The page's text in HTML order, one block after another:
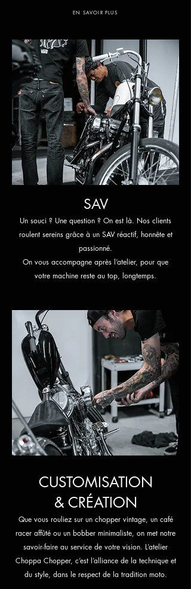
EN SAVOIR PLUS
SAV
Un souci ? Une question ? On est là. Nos clients
roulent sereins grâce à un SAV réactif, honnête et
passionné.
On vous accompagne après l’atelier, pour que
votre machine reste au top, longtemps.
CUSTOMISATION
& CRÉATION
Que vous rouliez sur un chopper vintage, un café
racer affûté ou un bobber minimaliste, on met notre
savoir-faire au service de votre vision. L’atelier
Choppa Chopper, c’est l’alliance de la technique et
du style, dans le respect de la tradition moto.